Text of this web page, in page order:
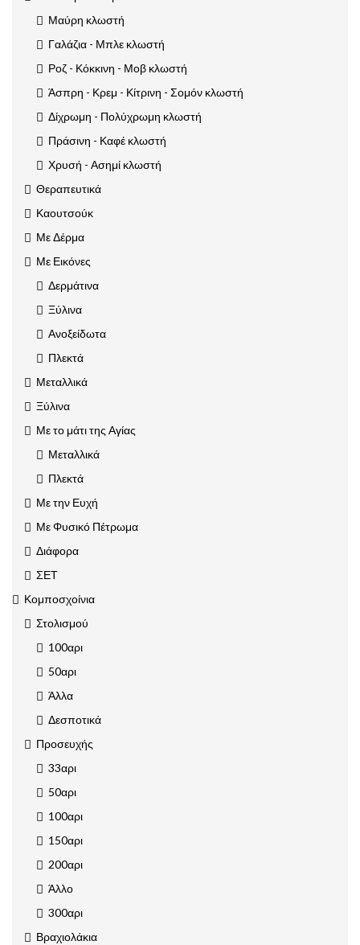
Μαύρη κλωστή
Γαλάζια - Μπλε κλωστή
Ροζ - Κόκκινη - Μοβ κλωστή
Άσπρη - Κρεμ - Κίτρινη - Σομόν κλωστή
Δίχρωμη - Πολύχρωμη κλωστή
Πράσινη - Καφέ κλωστή
Χρυσή - Ασημί κλωστή
Θεραπευτικά
Καουτσούκ
Με Δέρμα
Με Εικόνες
Δερμάτινα
Ξύλινα
Ανοξείδωτα
Πλεκτά
Μεταλλικά
Ξύλινα
Με το μάτι της Αγίας
Μεταλλικά
Πλεκτά
Με την Ευχή
Με Φυσικό Πέτρωμα
Διάφορα
ΣΕΤ
Κομποσχοίνια
Στολισμού
100αρι
50αρι
Άλλα
Δεσποτικά
Προσευχής
33αρι
50αρι
100αρι
150αρι
200αρι
Άλλο
300αρι
Βραχιολάκια